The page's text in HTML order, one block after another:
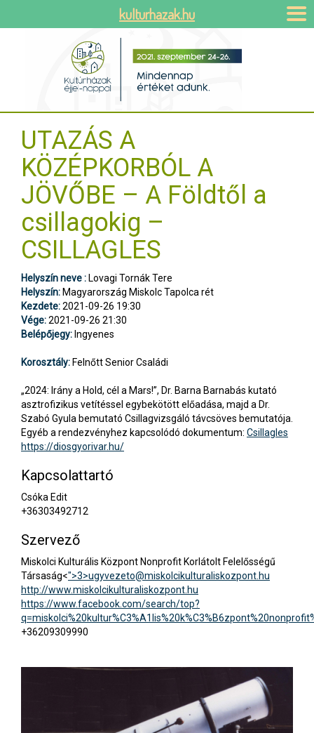
UTAZÁS A
KÖZÉPKORBÓL A
JÖVŐBE – A Földtől a
csillagokig –
CSILLAGLES
Helyszín neve : Lovagi Tornák Tere
Helyszín: Magyarország Miskolc Tapolca rét
Kezdete:2021-09-26 19:30
Vége:2021-09-26 21:30
Belépőjegy: Ingyenes
Korosztály: Felnőtt Senior Családi
„2024: Irány a Hold, cél a Mars!”, Dr. Barna Barnabás kutató
asztrofizikus vetítéssel egybekötött előadása, majd a Dr.
Szabó Gyula bemutató Csillagvizsgáló távcsöves bemutatója.
Egyéb a rendezvényhez kapcsolódó dokumentum: Csillagles
https://diosgyorivar.hu/
Kapcsolattartó
Csóka Edit
+36303492712
Szervező
Miskolci Kulturális Központ Nonprofit Korlátolt Felelősségű
Társaság<">3>ugyvezeto@miskolcikulturaliskozpont.hu
http://www.miskolcikulturaliskozpont.hu
https://www.facebook.com/search/top?
+36209309990
kulturhazak.hu